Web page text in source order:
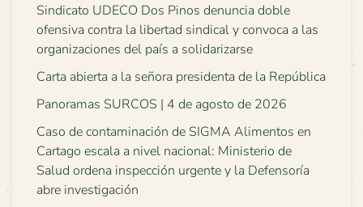
Sindicato UDECO Dos Pinos denuncia doble
ofensiva contra la libertad sindical y convoca a las
organizaciones del país a solidarizarse
Carta abierta a la señora presidenta de la República
Panoramas SURCOS | 4 de agosto de 2026
Caso de contaminación de SIGMA Alimentos en
Cartago escala a nivel nacional: Ministerio de
Salud ordena inspección urgente y la Defensoría
abre investigación